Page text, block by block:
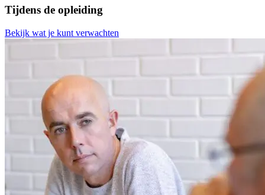
Tijdens de opleiding
Bekijk wat je kunt verwachten